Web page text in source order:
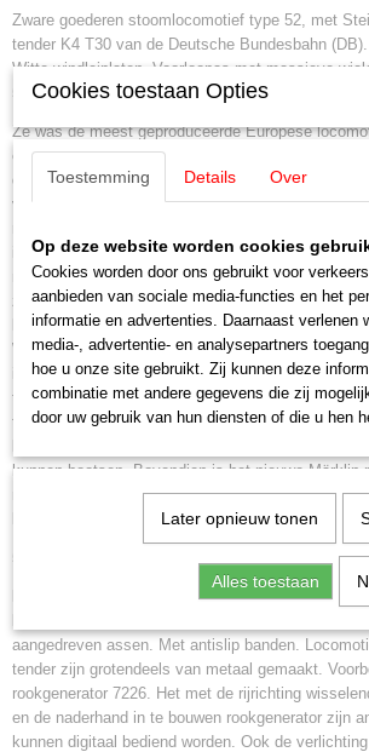
Aansturing
Digitaal
Staat
Nieuw
Zware goederen stoomlocomotief type 52, met
tender K4 T30 van de Deutsche Bundesbahn
Witte windleiplaten. Voorloopas met massieve
52 6884. Model zoals in gebruik omstreeks 1951
Ze was de meest geproduceerde Europese
een verschrikkelijk conflict: De Duitse
dan 7000 exemplaren verlieten vanaf 1942 de
veel bekende locomotieffabrieken. Het was een
inzetbaar voor alle diensten. Typerend voor de
materiaal besparende kuiptender met
zelfdragend frame die in grote aantallen
bekend maar bij meer dan 1000 exemplaren net zo
Weense tender met star profiel frame. Bij dit model
in het frame gemonteerd terwijl de kuiptender en
tendertypes op draaistellen geplaatst waren.
tegenwoordig een ‘must’ voor alle
kunnen bootsen. Bovendien is het nieuwe Märklin
met star frame een echte blikvanger en een
Met digitale mfx+ decoder met uitgebreide
ketel ingebouwde geregelde hoogvermogens
aangedreven assen. Met antislip banden.
tender zijn grotendeels van metaal gemaakt.
rookgenerator 7226. Het met de rijrichting
en de naderhand in te bouwen rookgenerator zijn
kunnen digitaal bediend worden. Ook de
Cookies toestaan Opties
Toestemming Details Over
Op deze website worden cookies
Cookies worden door ons gebruikt voor
aanbieden van sociale media-functies en het
informatie en advertenties. Daarnaast verlenen
media-, advertentie- en analysepartners
hoe u onze site gebruikt. Zij kunnen deze
combinatie met andere gegevens die zij
door uw gebruik van hun diensten of die u hen
Later opnieuw tonen
Alles toestaan